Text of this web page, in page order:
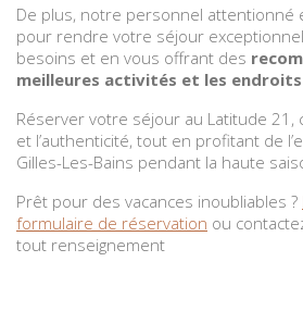
De plus, notre personnel attentionné
pour rendre votre séjour
besoins et en vous offrant des
meilleures activités et les
Réserver votre séjour au Latitude 21,
et l’authenticité, tout en profitant de
Gilles-Les-Bains pendant la haute
Prêt pour des vacances inoubliables ?
formulaire de réservation ou
tout renseignement